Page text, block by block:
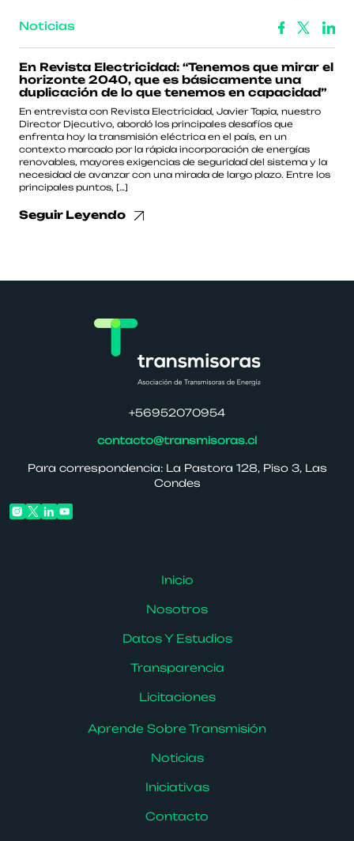
Noticias
En Revista Electricidad: “Tenemos que mirar el
horizonte 2040, que es básicamente una
duplicación de lo que tenemos en capacidad”
En entrevista con Revista Electricidad, Javier Tapia, nuestro
Director Djecutivo, abordó los principales desafíos que
enfrenta hoy la transmisión eléctrica en el país, en un
contexto marcado por la rápida incorporación de energías
renovables, mayores exigencias de seguridad del sistema y la
necesidad de avanzar con una mirada de largo plazo. Entre los
principales puntos, […]
Seguir Leyendo
+56952070954
contacto@transmisoras.cl
Para correspondencia: La Pastora 128, Piso 3, Las
Condes
Inicio
Nosotros
Datos Y Estudios
Transparencia
Licitaciones
Aprende Sobre Transmisión
Noticias
Iniciativas
Contacto